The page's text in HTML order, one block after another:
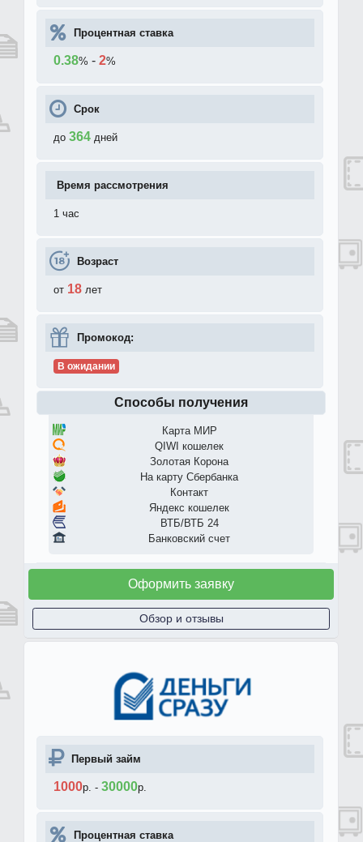
Процентная ставка
0.38% - 2%
Срок
до 364 дней
Время рассмотрения
1 час
Возраст
от 18 лет
Промокод:
В ожидании
Способы получения
Карта МИР
QIWI кошелек
Золотая Корона
На карту Сбербанка
Контакт
Яндекс кошелек
ВТБ/ВТБ 24
Банковский счет
Оформить заявку
Обзор и отзывы
Первый займ
1000р. - 30000р.
Процентная ставка